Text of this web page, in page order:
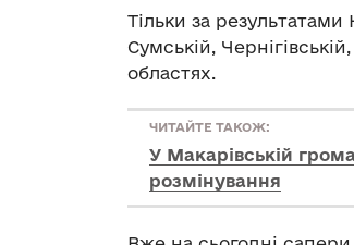
Тільки за
Сумській,
областях.
ЧИТАЙТЕ ТАКОЖ:
У Макарівській
розмінування